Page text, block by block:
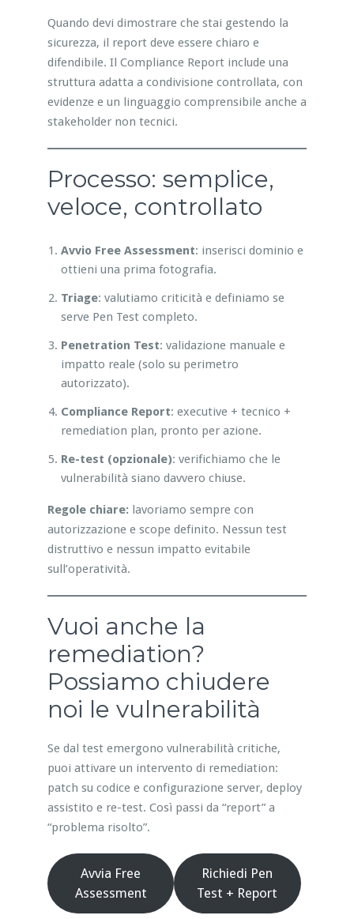
Quando devi dimostrare che stai gestendo la
sicurezza, il report deve essere chiaro e
difendibile. Il Compliance Report include una
struttura adatta a condivisione controllata, con
evidenze e un linguaggio comprensibile anche a
stakeholder non tecnici.
Processo: semplice,
veloce, controllato
Avvio Free Assessment: inserisci dominio e
ottieni una prima fotografia.
Triage: valutiamo criticità e definiamo se
serve Pen Test completo.
Penetration Test: validazione manuale e
impatto reale (solo su perimetro
autorizzato).
Compliance Report: executive + tecnico +
remediation plan, pronto per azione.
Re-test (opzionale): verifichiamo che le
vulnerabilità siano davvero chiuse.
Regole chiare: lavoriamo sempre con
autorizzazione e scope definito. Nessun test
distruttivo e nessun impatto evitabile
sull’operatività.
Vuoi anche la
remediation?
Possiamo chiudere
noi le vulnerabilità
Se dal test emergono vulnerabilità critiche,
puoi attivare un intervento di remediation:
patch su codice e configurazione server, deploy
assistito e re-test. Così passi da “report” a
“problema risolto”.
Avvia Free
Assessment
Richiedi Pen
Test + Report